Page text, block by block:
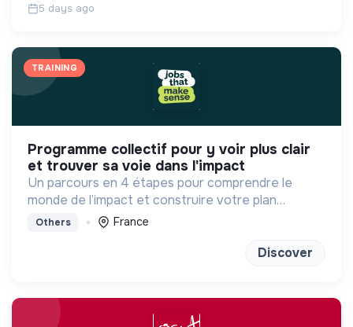
5 days ago
TRAINING
programme collectif pour y voir plus clair
et trouver sa voie dans l'impact
Un parcours en 4 étapes pour comprendre le
monde de l’impact et construire votre plan
d'actions à votre rythme avec les bons outils et la
Others France
Discover